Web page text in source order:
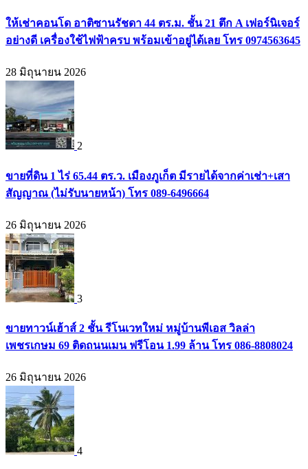
ให้เช่าคอนโด อาติซานรัชดา 44 ตร.ม. ชั้น 21 ตึก A เฟอร์นิเจอร์
อย่างดี เครื่องใช้ไฟฟ้าครบ พร้อมเข้าอยู่ได้เลย โทร 0974563645
28 มิถุนายน 2026
2
ขายที่ดิน 1 ไร่ 65.44 ตร.ว. เมืองภูเก็ต มีรายได้จากค่าเช่า+เสา
สัญญาณ (ไม่รับนายหน้า) โทร 089-6496664
26 มิถุนายน 2026
3
ขายทาวน์เฮ้าส์ 2 ชั้น รีโนเวทใหม่ หมู่บ้านพีเอส วิลล่า
เพชรเกษม 69 ติดถนนเมน ฟรีโอน 1.99 ล้าน โทร 086-8808024
26 มิถุนายน 2026
4